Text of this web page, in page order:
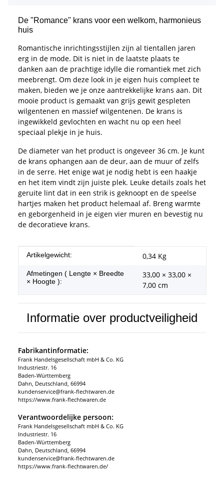
De "Romance" krans voor een welkom, harmonieus
huis
Romantische inrichtingsstijlen zijn al tientallen jaren
erg in de mode. Dit is niet in de laatste plaats te
danken aan de prachtige idylle die romantiek met zich
meebrengt. Om deze look in je eigen huis compleet te
maken, bieden we je onze aantrekkelijke krans aan. Dit
mooie product is gemaakt van grijs gewit gespleten
wilgentenen en massief wilgentenen. De krans is
ingewikkeld gevlochten en wacht nu op een heel
speciaal plekje in je huis.
De diameter van het product is ongeveer 36 cm. Je kunt
de krans ophangen aan de deur, aan de muur of zelfs
in de serre. Het enige wat je nodig hebt is een haakje
en het item vindt zijn juiste plek. Leuke details zoals het
geruite lint dat in een strik is geknoopt en de speelse
hartjes maken het product helemaal af. Breng warmte
en geborgenheid in je eigen vier muren en bevestig nu
de decoratieve krans.
#productDetails.itemInformation#
#productDetails.itemValue#
Artikelgewicht: 0,34 Kg
Afmetingen ( Lengte × Breedte
× Hoogte ):
33,00 × 33,00 ×
7,00 cm
Informatie over productveiligheid
Fabrikantinformatie:
Frank Handelsgesellschaft mbH & Co. KG
Industriestr. 16
Baden-Württemberg
Dahn, Deutschland, 66994
kundenservice@frank-flechtwaren.de
https://www.frank-flechtwaren.de
Verantwoordelijke persoon:
Frank Handelsgesellschaft mbH & Co. KG
Industriestr. 16
Baden-Württemberg
Dahn, Deutschland, 66994
kundenservice@frank-flechtwaren.de
https://www.frank-flechtwaren.de/